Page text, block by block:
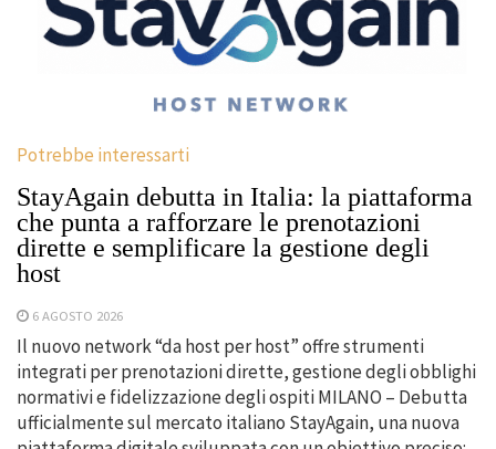
Potrebbe interessarti
StayAgain debutta in Italia: la piattaforma
che punta a rafforzare le prenotazioni
dirette e semplificare la gestione degli
host
6 AGOSTO 2026
Il nuovo network “da host per host” offre strumenti
integrati per prenotazioni dirette, gestione degli obblighi
normativi e fidelizzazione degli ospiti MILANO – Debutta
ufficialmente sul mercato italiano StayAgain, una nuova